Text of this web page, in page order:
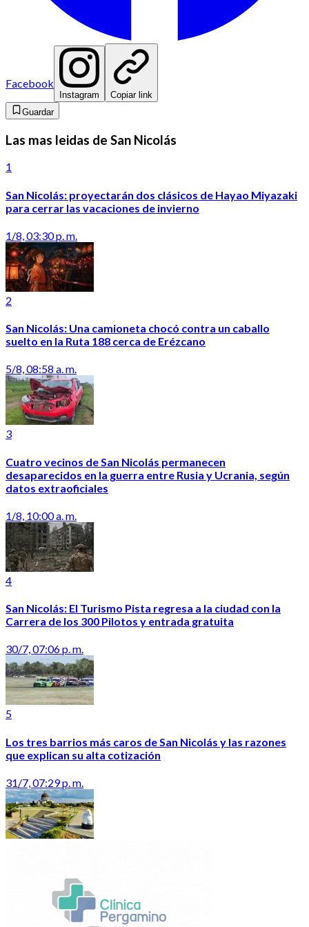
Facebook
Instagram
Copiar link
Guardar
Las mas leidas de San Nicolás
1
San Nicolás: proyectarán dos clásicos de Hayao Miyazaki
para cerrar las vacaciones de invierno
1/8, 03:30 p. m.
2
San Nicolás: Una camioneta chocó contra un caballo
suelto en la Ruta 188 cerca de Erézcano
5/8, 08:58 a. m.
3
Cuatro vecinos de San Nicolás permanecen
desaparecidos en la guerra entre Rusia y Ucrania, según
datos extraoficiales
1/8, 10:00 a. m.
4
San Nicolás: El Turismo Pista regresa a la ciudad con la
Carrera de los 300 Pilotos y entrada gratuita
30/7, 07:06 p. m.
5
Los tres barrios más caros de San Nicolás y las razones
que explican su alta cotización
31/7, 07:29 p. m.